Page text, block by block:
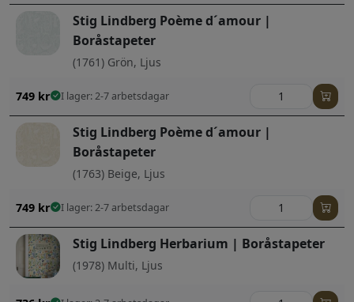
Stig Lindberg Poème d´amour |
Boråstapeter
(1761) Grön, Ljus
749 kr I lager: 2-7 arbetsdagar
Stig Lindberg Poème d´amour |
Boråstapeter
(1763) Beige, Ljus
749 kr I lager: 2-7 arbetsdagar
Stig Lindberg Herbarium | Boråstapeter
(1978) Multi, Ljus